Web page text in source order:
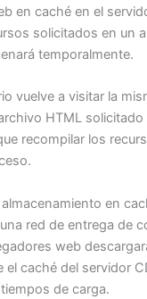
en caché en el
solicitados en un
temporalmente.
vuelve a visitar la
HTML solicitado
recompilar los
en
red de entrega de
web
el caché del servidor
de carga.